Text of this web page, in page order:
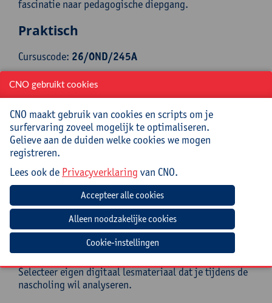
fascinatie naar pedagogische diepgang.
Praktisch
Cursuscode: 26/OND/245A
Cursusmateriaal en lunch inbegrepen
Jouw bijdrage: 138 EUR.
Inlichtingen bij: Gonda Peeters, 03 265 56 27,
gonda.peeters@uantwerpen.be
Mee te brengen door cursist
Opgeladen laptop
Verwachte voorbereiding door
Selecteer eigen digitaal lesmateriaal dat je tijdens de
nascholing wil analyseren.
CNO gebruikt cookies
CNO maakt gebruik van cookies en scripts om je
surfervaring zoveel mogelijk te optimaliseren.
Gelieve aan de duiden welke cookies we mogen
registreren.
Lees ook de Privacyverklaring van CNO.
Cookie-instellingen